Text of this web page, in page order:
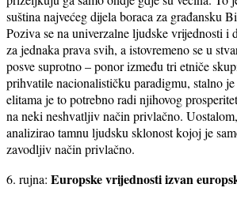
suština najvećeg dijela boraca za građansku
Poziva se na univerzalne ljudske vrijednosti i
za jednaka prava svih, a istovremeno se u
posve suprotno – ponor između tri etniče
prihvatile nacionalističku paradigmu, stalno
elitama je to potrebno radi njihovog
na neki neshvatljiv način privlačno.
analizirao tamnu ljudsku sklonost kojoj je
zavodljiv način privlačno.
6. rujna: Europske vrijednosti izvan